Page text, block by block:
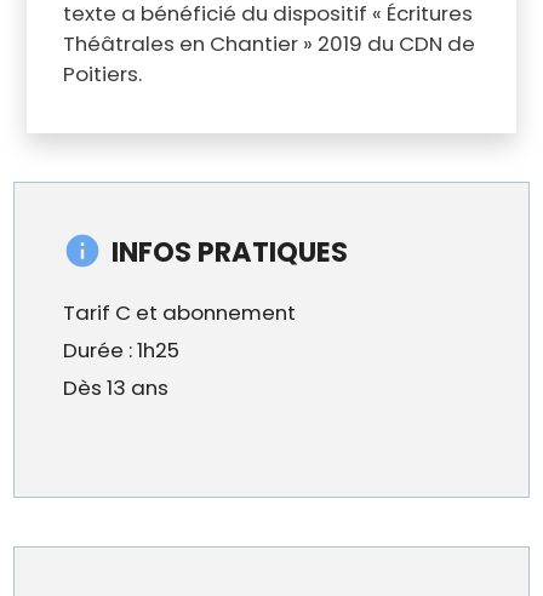
texte a bénéficié du dispositif « Écritures
Théâtrales en Chantier » 2019 du CDN de
Poitiers.
INFOS PRATIQUES
Tarif C et abonnement
Durée : 1h25
Dès 13 ans